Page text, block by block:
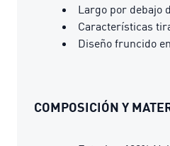
Largo por debajo
Características
Diseño fruncido
COMPOSICIÓN Y